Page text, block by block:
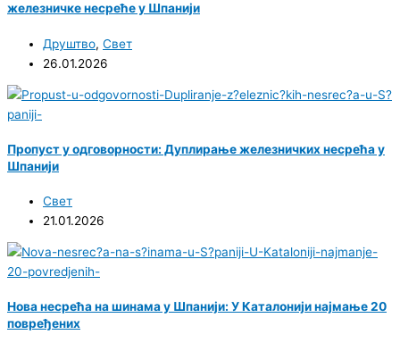
железничке несреће у Шпанији
Друштво, Свет
26.01.2026
Пропуст у одговорности: Дуплирање железничких несрећа у
Шпанији
Свет
21.01.2026
Нова несрећа на шинама у Шпанији: У Каталонији најмање 20
повређених